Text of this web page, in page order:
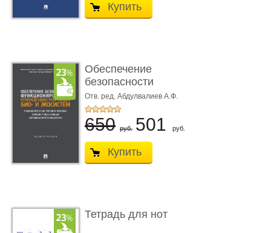
Купить
Обеспечение
безопасности
функционирования уг
...
Отв. ред. Абдулвалиев А.Ф.
650 руб. 501 руб.
Купить
Тетрадь для нот